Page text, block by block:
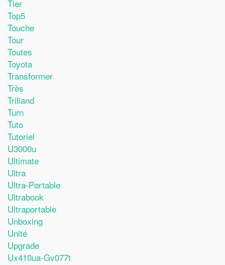
Tier
Top5
Touche
Tour
Toutes
Toyota
Transformer
Très
Triliand
Turn
Tuto
Tutoriel
U3000u
Ultimate
Ultra
Ultra-Portable
Ultrabook
Ultraportable
Unboxing
Unité
Upgrade
Ux410ua-Gv077t